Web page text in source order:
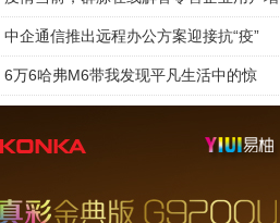
中企通信推出远程办公方案迎接抗“疫”
6万6哈弗M6带我发现平凡生活中的惊